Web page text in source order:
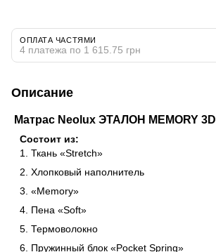
ОПЛАТА ЧАСТЯМИ
4 платежа по 1 615.75 грн
Описание
Матрас Neolux ЭТАЛОН MEMORY 3D
Состоит из:
1. Ткань «Stretch»
2. Хлопковый наполнитель
3. «Memory»
4. Пена «Soft»
5. Термоволокно
6. Пружинный блок «Pocket Spring»